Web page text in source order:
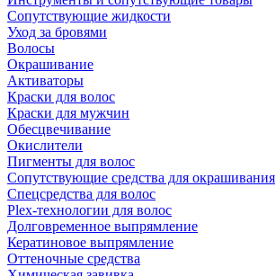
Сопутствующие жидкости
Уход за бровями
Волосы
Окрашивание
Активаторы
Краски для волос
Краски для мужчин
Обесцвечивание
Окислители
Пигменты для волос
Сопутствующие средства для окрашивания
Спецсредства для волос
Plex-технологии для волос
Долговременное выпрямление
Кератиновое выпрямление
Оттеночные средства